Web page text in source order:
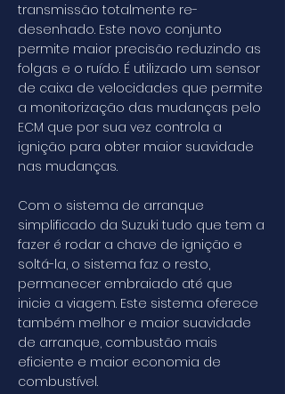
transmissão totalmente re-
desenhado. Este novo conjunto
permite maior precisão reduzindo as
folgas e o ruído. É utilizado um sensor
de caixa de velocidades que permite
a monitorização das mudanças pelo
ECM que por sua vez controla a
ignição para obter maior suavidade
nas mudanças.
Com o sistema de arranque
simplificado da Suzuki tudo que tem a
fazer é rodar a chave de ignição e
soltá-la, o sistema faz o resto,
permanecer embraiado até que
inicie a viagem. Este sistema oferece
também melhor e maior suavidade
de arranque, combustão mais
eficiente e maior economia de
combustível.